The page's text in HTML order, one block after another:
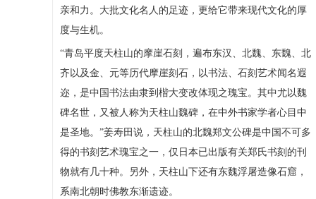
亲和力。大批文化名人的足迹，更给它带来现代文化的厚
度与生机。
“青岛平度天柱山的摩崖石刻，遍布东汉、北魏、东魏、北
齐以及金、元等历代摩崖刻石，以书法、石刻艺术闻名遐
迩，是中国书法由隶到楷大变改体现之瑰宝。其中尤以魏
碑名世，又被人称为天柱山魏碑，在中外书家学者心目中
是圣地。”姜寿田说，天柱山的北魏郑文公碑是中国不可多
得的书刻艺术瑰宝之一，仅日本已出版有关郑氏书刻的刊
物就有几十种。另外，天柱山下还有东魏浮屠造像石窟，
系南北朝时佛教东渐遗迹。